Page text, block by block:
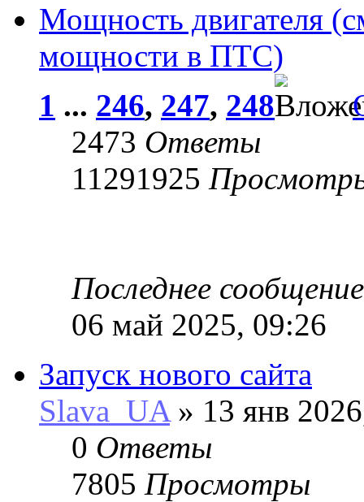
Мощность двигателя
мощности в ПТС)
1 ... 246, 247, 248
2473 Ответы
11291925
Последнее
06 май 2025, 09:26
Запуск нового сайта
Slava_UA» 13 янв
0 Ответы
7805 Просмотры